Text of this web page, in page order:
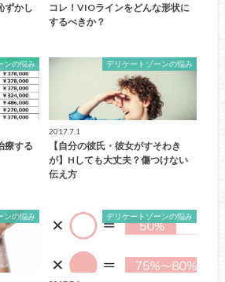
ずかし
コレ！VIOラインをどんな形状に
するべきか？
ンの悩み
療する
デリケートゾーンの悩み
2017.7.1
【自分の彼氏・彼女がすそわき
が】Hしても大丈夫？傷つけない
伝え方
ンの悩み デリケートゾーンの悩み